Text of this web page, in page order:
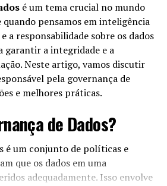
é um tema crucial no mundo
pensamos em inteligência
a responsabilidade sobre os dados
garantir a integridade e a
Neste artigo, vamos discutir
pela governança de
e melhores práticas.
de Dados?
é um conjunto de políticas e
que os dados em uma
adequadamente. Isso envolve